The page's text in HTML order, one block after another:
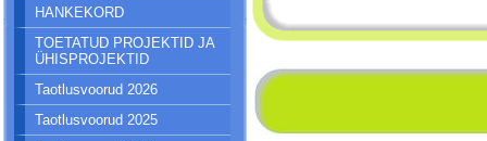
HANKEKORD
TOETATUD PROJEKTID JA
ÜHISPROJEKTID
Taotlusvoorud 2026
Taotlusvoorud 2025